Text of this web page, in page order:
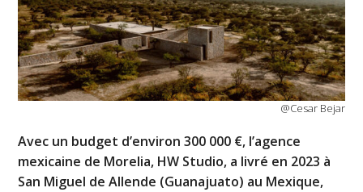
@Cesar Bejar
Avec un budget d’environ 300 000 €, l’agence
mexicaine de Morelia, HW Studio, a livré en 2023 à
San Miguel de Allende (Guanajuato) au Mexique,